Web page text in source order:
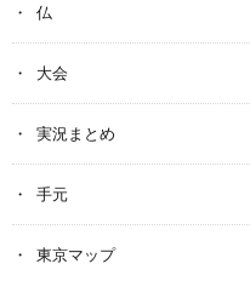
仏
大会
実況まとめ
手元
東京マップ